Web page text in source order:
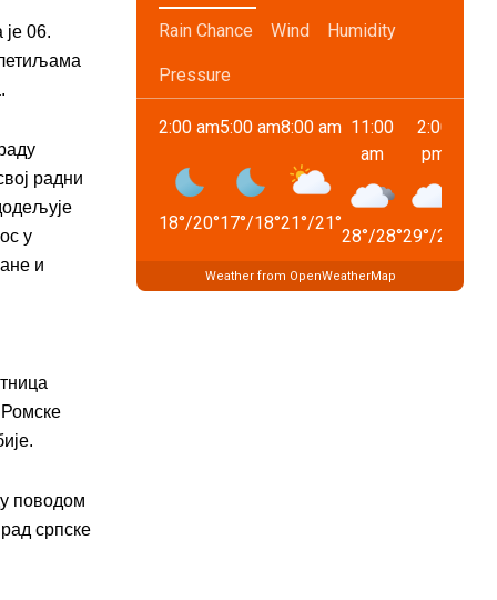
06.
радни
у
и
поводом
српске
Rain Chance Wind Humidity
Pressure
2:00 am
18°/20°
5:00 am
17°/18°
8:00 am
21°/21°
11:00
am
28°/28°
2:00
pm
29°/29
Weather from OpenWeatherMap